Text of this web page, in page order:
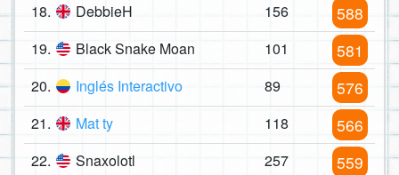
18. DebbieH 156 588
19. Black Snake Moan 101 581
20. Inglés Interactivo 89 576
21. Mat ty 118 566
22. Snaxolotl 257 559